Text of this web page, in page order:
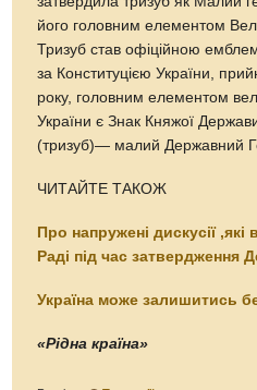
його головним елементом
Тризуб став офіційною
за Конституцією України,
року, головним елементом
України є Знак Княжої
(тризуб)— малий Державний
ЧИТАЙТЕ ТАКОЖ
Про напружені дискусії
Раді під час затвердження
Україна може залишитись
«Рідна країна»